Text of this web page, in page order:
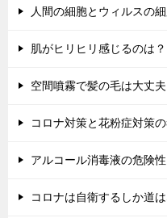
人間の細胞とウィルスの
肌がヒリヒリ感じるのは？
空間噴霧で髪の毛は大丈夫
コロナ対策と花粉症対策
アルコール消毒液の危険性
コロナは自衛するしか道は